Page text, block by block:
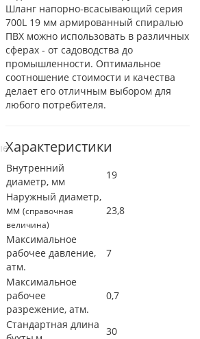
Шланг напорно-всасывающий серия
700L 19 мм армированный спиралью
ПВХ можно использовать в различных
сферах - от садоводства до
промышленности. Оптимальное
соотношение стоимости и качества
делает его отличным выбором для
любого потребителя.
Характеристики
Внутренний
диаметр, мм
19
Наружный диаметр,
мм(справочная
величина)
23,8
Максимальное
рабочее давление,
атм.
7
Максимальное
рабочее
разрежение, атм.
0,7
Стандартная длина
30